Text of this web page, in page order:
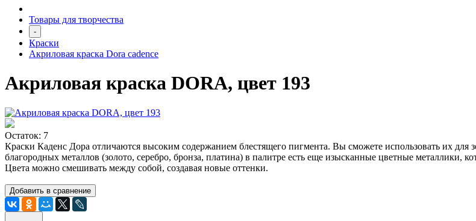
Товары для творчества
-
Краски
Акриловая краска Dora cadence
Акриловая краска DORA, цвет 193
Остаток: 7
Краски Каденс Дора отличаются высоким содержанием блестящего пигмента. Вы сможете использовать их
благородных металлов (золото, серебро, бронза, платина) в палитре есть еще изысканные цветные металлики,
Цвета можно смешивать между собой, создавая новые оттенки.
Добавить в сравнение